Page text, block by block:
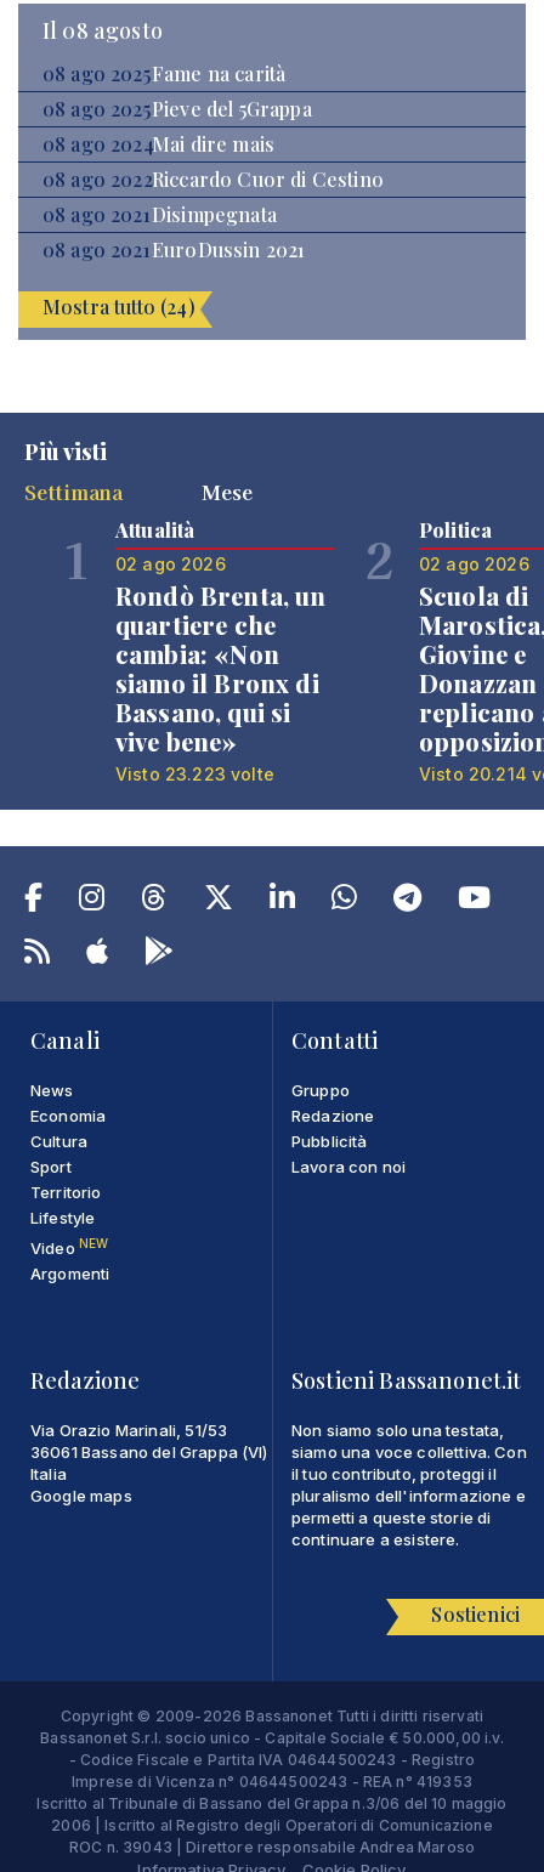
Il 08 agosto
08 ago 2025Fame na carità
08 ago 2025Pieve del 5Grappa
08 ago 2024Mai dire mais
08 ago 2022Riccardo Cuor di Cestino
08 ago 2021Disimpegnata
08 ago 2021EuroDussin 2021
Mostra tutto (24)
Più visti
Settimana
Mese
1 Attualità
02 ago 2026
Rondò Brenta, un
quartiere che
cambia: «Non
siamo il Bronx di
Bassano, qui si
vive bene»
Visto 23.223 volte
2 Politica
02 ago 2026
Scuola di
Giovine e
Donazzan
replicano
Visto 20.214
Canali
News
Economia
Cultura
Sport
Territorio
Lifestyle
Video NEW
Argomenti
Contatti
Gruppo
Redazione
Pubblicità
Lavora con noi
Redazione
Via Orazio Marinali, 51/53
36061 Bassano del Grappa (VI)
Italia
Google maps
Sostieni Bassanonet.it
Non siamo solo una testata,
siamo una voce collettiva. Con
il tuo contributo, proteggi il
pluralismo dell'informazione e
permetti a queste storie di
continuare a esistere.
Sostienici
Copyright © 2009-2026 Bassanonet Tutti i diritti riservati
Bassanonet S.r.l. socio unico - Capitale Sociale € 50.000,00 i.v.
- Codice Fiscale e Partita IVA 04644500243 - Registro
Imprese di Vicenza n° 04644500243 - REA n° 419353
Iscritto al Tribunale di Bassano del Grappa n.3/06 del 10 maggio
2006 | Iscritto al Registro degli Operatori di Comunicazione
ROC n. 39043 | Direttore responsabile Andrea Maroso